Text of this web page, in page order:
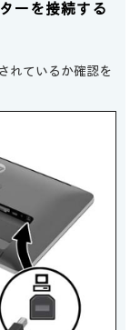
ーを接続する
れているか確認を